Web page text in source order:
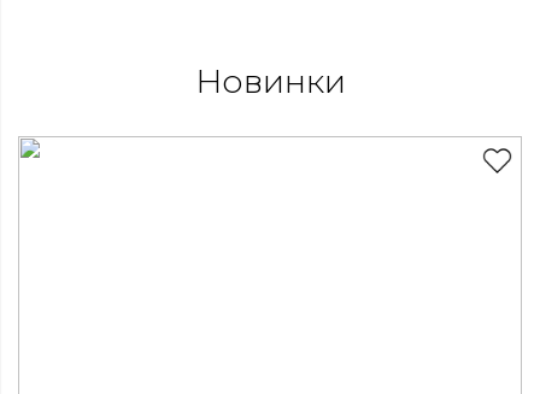
Новинки